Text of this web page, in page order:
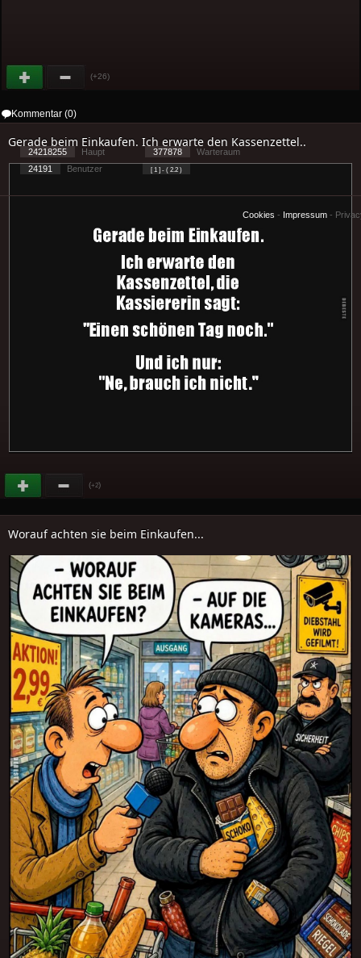
(+26)
Kommentar (0)
Gerade beim Einkaufen. Ich erwarte den Kassenzettel..
(+2)
Worauf achten sie beim Einkaufen...
24218255 Haupt 377878
Warteraum
24191
Benutzer [ 1 ] - ( 2.2 )
Cookies - Impressum -